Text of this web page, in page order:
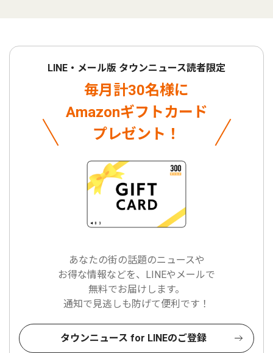
LINE・メール版 タウンニュース読者限定
毎月計30名様に
Amazonギフトカード
プレゼント！
あなたの街の話題のニュースや
お得な情報などを、LINEやメールで
無料でお届けします。
通知で見逃しも防げて便利です！
タウンニュース for LINEのご登録